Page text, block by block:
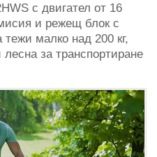
с двигател от 16
и режещ блок с
малко над 200 кг,
за транспортиране